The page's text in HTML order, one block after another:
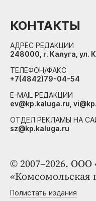
© 2007–2026. ООО
«Комсомольская
Полистать издания
КОНТАКТЫ
АДРЕС РЕДАКЦИИ
248000, г. Калуга, ул.
ТЕЛЕФОН/ФАКС
+7(4842)79-04-54
E-MAIL РЕДАКЦИИ
ev@kp.kaluga.ru,
ОТДЕЛ РЕКЛАМЫ НА
sz@kp.kaluga.ru